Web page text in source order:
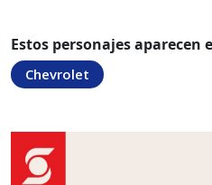
Estos personajes aparecen
Chevrolet